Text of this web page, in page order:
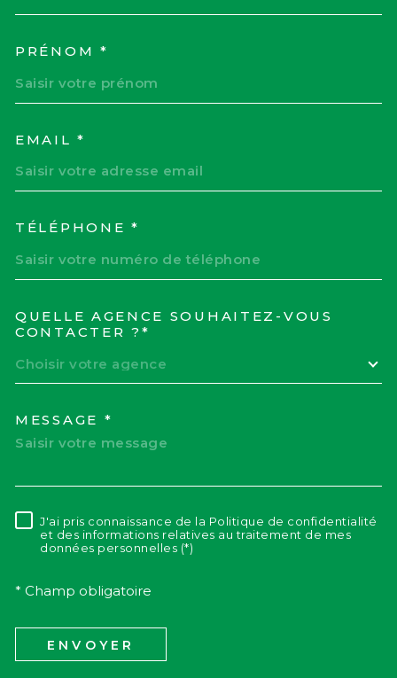
PRÉNOM *
EMAIL *
TÉLÉPHONE *
QUELLE AGENCE SOUHAITEZ-VOUS
CONTACTER ?*
Choisir votre agence
MESSAGE *
RÈGLEMENTATION
J'ai pris connaissance de la Politique de confidentialité
et des informations relatives au traitement de mes
données personnelles (*)
* Champ obligatoire
ENVOYER